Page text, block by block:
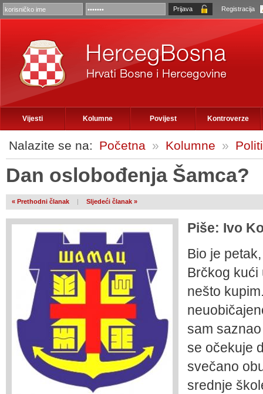
Registracija
Vijesti Kolumne Povijest Kontroverze
Nalazite se na: Početna » Kolumne »
Dan oslobođenja Šamca?
« Prethodni članak | Sljedeći članak »
Piše: Ivo
Bio je
Brčkog kući
nešto
sam
se očekuje
svečano
srednje